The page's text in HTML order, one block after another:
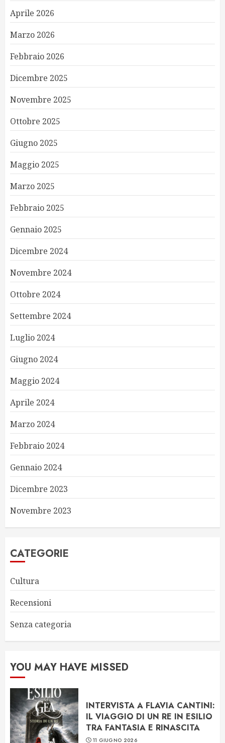
Aprile 2026
Marzo 2026
Febbraio 2026
Dicembre 2025
Novembre 2025
Ottobre 2025
Giugno 2025
Maggio 2025
Marzo 2025
Febbraio 2025
Gennaio 2025
Dicembre 2024
Novembre 2024
Ottobre 2024
Settembre 2024
Luglio 2024
Giugno 2024
Maggio 2024
Aprile 2024
Marzo 2024
Febbraio 2024
Gennaio 2024
Dicembre 2023
Novembre 2023
CATEGORIE
Cultura
Recensioni
Senza categoria
YOU MAY HAVE MISSED
INTERVISTA A FLAVIA CANTINI:
IL VIAGGIO DI UN RE IN ESILIO
TRA FANTASIA E RINASCITA
11 GIUGNO 2026